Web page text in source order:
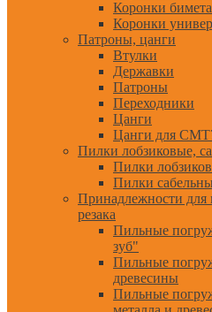
Коронки
Коронки
Патроны, цанги
Втулки
Державки
Патроны
Переходники
Цанги
Цанги для
Пилки лобзиковые,
Пилки
Пилки
Принадлежности для
резака
Пильные
зуб"
Пильные
древесины
Пильные